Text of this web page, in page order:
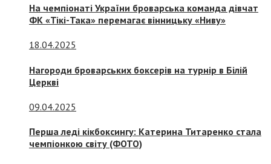
На чемпіонаті України броварська команда дівчат
ФК «Тікі-Така» перемагає вінницьку «Ниву»
18.04.2025
Нагороди броварських боксерів на турнір в Білій
Церкві
09.04.2025
Перша леді кікбоксингу: Катерина Титаренко стала
чемпіонкою світу (ФОТО)